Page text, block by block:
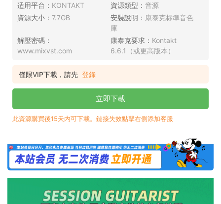
适用平台： KONTAKT 資源類型： 音源
資源大小： 7.7GB 安裝說明： 康泰克标準音色
庫
解壓密碼：
www.mixvst.com
康泰克要求： Kontakt
6.6.1（或更高版本）
僅限VIP下載，請先 登錄
立即下載
此資源購買後15天内可下載。鏈接失效點擊右側添加客服